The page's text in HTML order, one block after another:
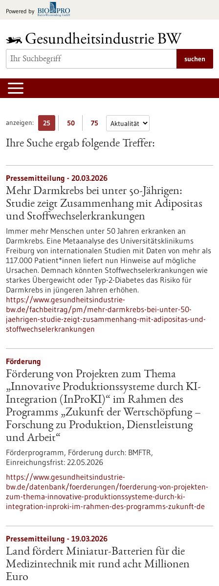
Inhalt
Powered by
suchen
anzeigen: 25 50 75
Ihre Suche ergab folgende Treffer:
Pressemitteilung - 20.03.2026
Mehr Darmkrebs bei unter 50-Jährigen:
Studie zeigt Zusammenhang mit Adipositas
und Stoffwechselerkrankungen
Immer mehr Menschen unter 50 Jahren erkranken an
Darmkrebs. Eine Metaanalyse des Universitätsklinikums
Freiburg von internationalen Studien mit Daten von mehr als
117.000 Patient*innen liefert nun Hinweise auf mögliche
Ursachen. Demnach könnten Stoffwechselerkrankungen wie
starkes Übergewicht oder Typ-2-Diabetes das Risiko für
Darmkrebs in jüngeren Jahren erhöhen.
https://www.gesundheitsindustrie-
bw.de/fachbeitrag/pm/mehr-darmkrebs-bei-unter-50-
jaehrigen-studie-zeigt-zusammenhang-mit-adipositas-und-
stoffwechselerkrankungen
Förderung
Förderung von Projekten zum Thema
„Innovative Produktionssysteme durch KI-
Integration (InProKI)“ im Rahmen des
Programms „Zukunft der Wertschöpfung –
Forschung zu Produktion, Dienstleistung
und Arbeit“
Förderprogramm, Förderung durch: BMFTR,
Einreichungsfrist: 22.05.2026
https://www.gesundheitsindustrie-
bw.de/datenbank/foerderungen/foerderung-von-projekten-
zum-thema-innovative-produktionssysteme-durch-ki-
integration-inproki-im-rahmen-des-programms-zukunft-de
Pressemitteilung - 19.03.2026
Land fördert Miniatur-Batterien für die
Medizintechnik mit rund acht Millionen
Euro